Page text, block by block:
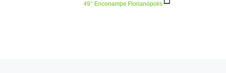
49° Enconampe Florianópolis